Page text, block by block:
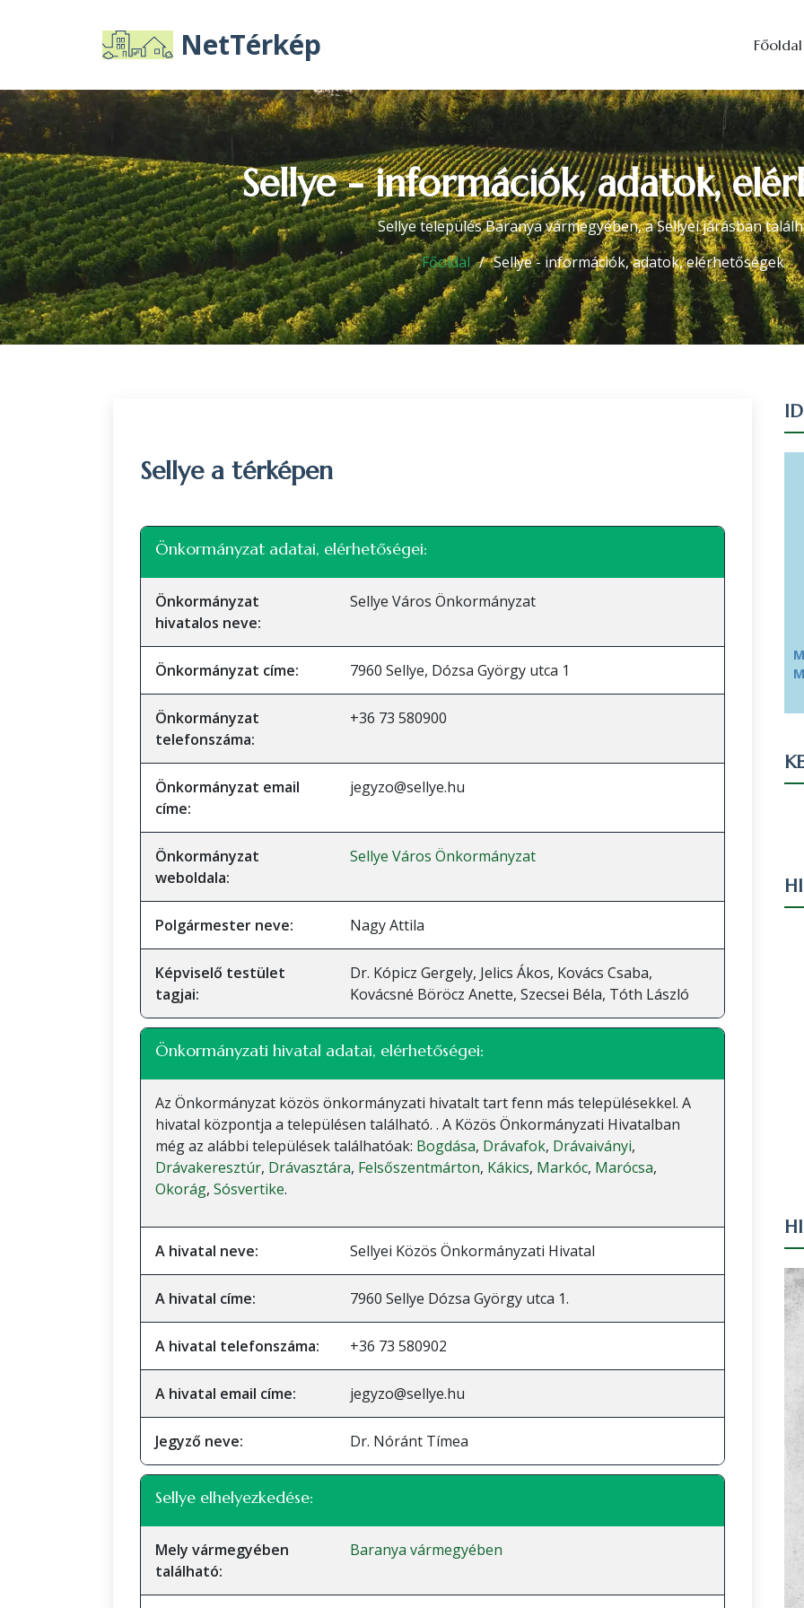
NetTérkép Főoldal
Sellye - információk, adatok,
Sellye település Baranya vármegyében, a Sellyei járásban
Főoldal
Sellye - információk, adatok, elérhetőségek
Sellye a térképen
+
Önkormányzat adatai, elérhetőségei:
Önkormányzat
hivatalos neve:
Sellye Város Önkormányzat
Önkormányzat címe: 7960 Sellye, Dózsa György utca 1
Önkormányzat
telefonszáma:
+36 73 580900
Önkormányzat email
címe:
jegyzo@sellye.hu
Önkormányzat
weboldala:
Sellye Város Önkormányzat
Polgármester neve: Nagy Attila
Képviselő testület
tagjai:
Dr. Kópicz Gergely, Jelics Ákos, Kovács Csaba,
Kovácsné Böröcz Anette, Szecsei Béla, Tóth László
Önkormányzati hivatal adatai, elérhetőségei:
Az Önkormányzat közös önkormányzati hivatalt tart fenn más településekkel. A
hivatal központja a településen található. . A Közös Önkormányzati Hivatalban
még az alábbi települések találhatóak: Bogdása, Drávafok, Drávaiványi,
Drávakeresztúr, Drávasztára, Felsőszentmárton, Kákics, Markóc, Marócsa,
Okorág, Sósvertike.
A hivatal neve: Sellyei Közös Önkormányzati Hivatal
A hivatal címe: 7960 Sellye Dózsa György utca 1.
A hivatal telefonszáma: +36 73 580902
A hivatal email címe: jegyzo@sellye.hu
Jegyző neve: Dr. Nóránt Tímea
Sellye elhelyezkedése:
Mely vármegyében
található:
Baranya vármegyében